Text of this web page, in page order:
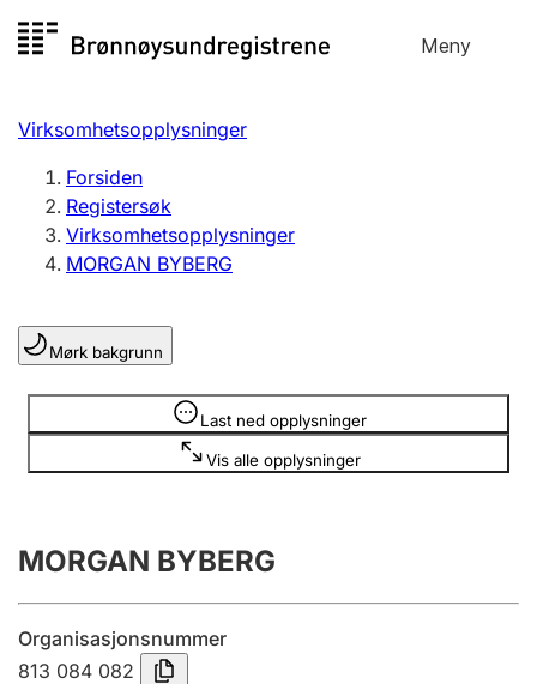
til
Meny
Registersøk
Aksjeselskap
Enkeltpersonforetak
Registrere, endre, slette
Lag og forening
Registrere, endre, slette
Årsregnskap
Innsending og forsinkelsesgebyr
Virksomhetsopplysninger
Forsiden
Registersøk
Virksomhetsopplysninger
MORGAN BYBERG
Mørk bakgrunn
Last ned opplysninger
Vis alle opplysninger
Opplysninger er skjult
MORGAN BYBERG
Organisasjonsnummer
813 084 082